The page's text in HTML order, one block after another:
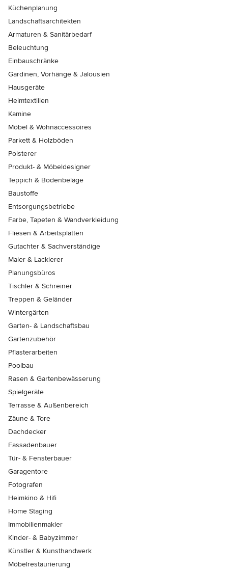
Küchenplanung
Landschaftsarchitekten
Armaturen & Sanitärbedarf
Beleuchtung
Einbauschränke
Gardinen, Vorhänge & Jalousien
Hausgeräte
Heimtextilien
Kamine
Möbel & Wohnaccessoires
Parkett & Holzböden
Polsterer
Produkt- & Möbeldesigner
Teppich & Bodenbeläge
Baustoffe
Entsorgungsbetriebe
Farbe, Tapeten & Wandverkleidung
Fliesen & Arbeitsplatten
Gutachter & Sachverständige
Maler & Lackierer
Planungsbüros
Tischler & Schreiner
Treppen & Geländer
Wintergärten
Garten- & Landschaftsbau
Gartenzubehör
Pflasterarbeiten
Poolbau
Rasen & Gartenbewässerung
Spielgeräte
Terrasse & Außenbereich
Zäune & Tore
Dachdecker
Fassadenbauer
Tür- & Fensterbauer
Garagentore
Fotografen
Heimkino & Hifi
Home Staging
Immobilienmakler
Kinder- & Babyzimmer
Künstler & Kunsthandwerk
Möbelrestaurierung